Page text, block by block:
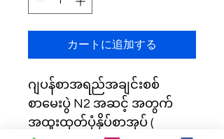
カートに追加する
ဂျပန်စာအရည်အချင်းစစ်
စာမေးပွဲ N2 အဆင့် အတွက်
အထူးထုတ်ပုံနှိပ်စာအုပ် (